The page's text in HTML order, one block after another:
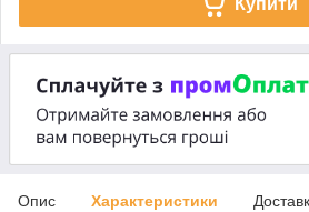
Опис Характеристики